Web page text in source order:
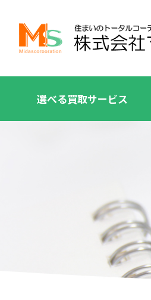
選べる買取サービス